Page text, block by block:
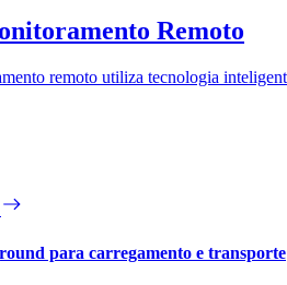
Remoto
remoto utiliza tecnologia
para carregamento e transporte